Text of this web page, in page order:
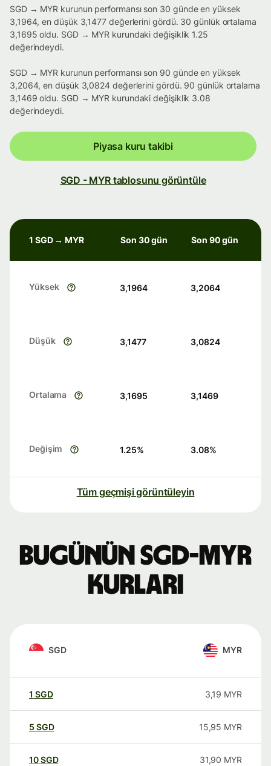
SGD → MYR kurunun performansı son 30 günde en yüksek
3,1964, en düşük 3,1477 değerlerini gördü. 30 günlük ortalama
3,1695 oldu. SGD → MYR kurundaki değişiklik 1.25
değerindeydi.
SGD → MYR kurunun performansı son 90 günde en yüksek
3,2064, en düşük 3,0824 değerlerini gördü. 90 günlük ortalama
3,1469 oldu. SGD → MYR kurundaki değişiklik 3.08
değerindeydi.
Piyasa kuru takibi
SGD - MYR tablosunu görüntüle
1 SGD → MYR Son 30 gün Son 90 gün
Yüksek 3,1964 3,2064
Düşük 3,1477 3,0824
Ortalama 3,1695 3,1469
Değişim 1.25% 3.08%
Tüm geçmişi görüntüleyin
Bugünün SGD-MYR
kurları
SGD MYR
1 SGD 3,19 MYR
5 SGD 15,95 MYR
10SGD 31,90 MYR